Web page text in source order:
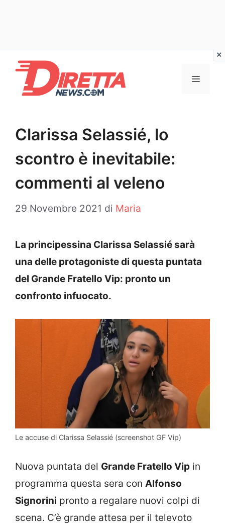
contenuto
Menu
Clarissa Selassié, lo
scontro è inevitabile:
commenti al veleno
29 Novembre 2021 di Maria
La principessina Clarissa Selassié sarà
una delle protagoniste di questa puntata
del Grande Fratello Vip: pronto un
confronto infuocato.
Le accuse di Clarissa Selassié (screenshot GF Vip)
Nuova puntata del Grande Fratello Vip in
programma questa sera con Alfonso
Signorini pronto a regalare nuovi colpi di
scena. C’è grande attesa per il televoto